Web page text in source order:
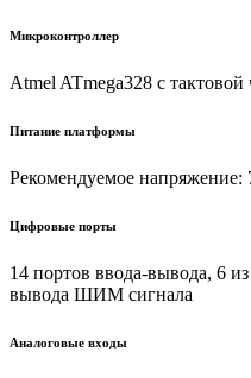
Микроконтроллер
Atmel ATmega328 с
Питание платформы
Рекомендуемое
Цифровые порты
14 портов ввода-вывода, 6
вывода ШИМ сигнала
Аналоговые входы